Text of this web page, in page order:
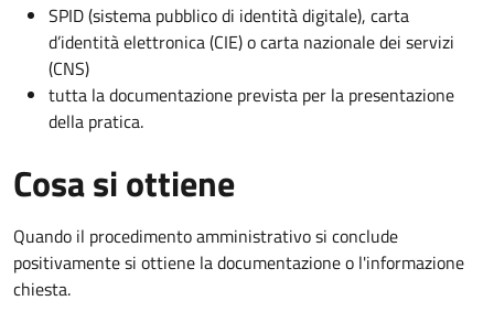
SPID (sistema pubblico di identità digitale), carta
d’identità elettronica (CIE) o carta nazionale dei servizi
(CNS)
tutta la documentazione prevista per la presentazione
della pratica.
Cosa si ottiene
Quando il procedimento amministrativo si conclude
positivamente si ottiene la documentazione o l'informazione
chiesta.